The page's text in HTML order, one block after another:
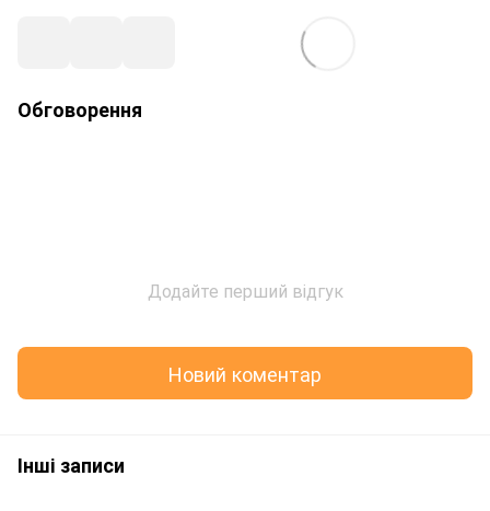
Обговорення
Додайте перший відгук
Новий коментар
Інші записи